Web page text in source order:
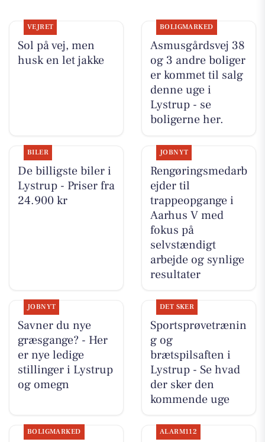
VEJRET
Sol på vej, men
husk en let jakke
BOLIGMARKED
Asmusgårdsvej 38
og 3 andre boliger
er kommet til salg
denne uge i
Lystrup - se
boligerne her.
BILER
De billigste biler i
Lystrup - Priser fra
24.900 kr
JOBNYT
Rengøringsmedarb
ejder til
trappeopgange i
Aarhus V med
fokus på
selvstændigt
arbejde og synlige
resultater
JOBNYT
Savner du nye
græsgange? - Her
er nye ledige
stillinger i Lystrup
og omegn
DET SKER
Sportsprøvetrænin
g og
brætspilsaften i
Lystrup - Se hvad
der sker den
kommende uge
BOLIGMARKED ALARM112